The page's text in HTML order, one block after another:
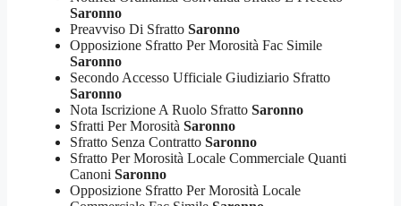
Saronno
Preavviso Di Sfratto Saronno
Opposizione Sfratto Per Morosità Fac Simile
Saronno
Secondo Accesso Ufficiale Giudiziario Sfratto
Saronno
Nota Iscrizione A Ruolo Sfratto Saronno
Sfratti Per Morosità Saronno
Sfratto Senza Contratto Saronno
Sfratto Per Morosità Locale Commerciale Quanti
Canoni Saronno
Opposizione Sfratto Per Morosità Locale